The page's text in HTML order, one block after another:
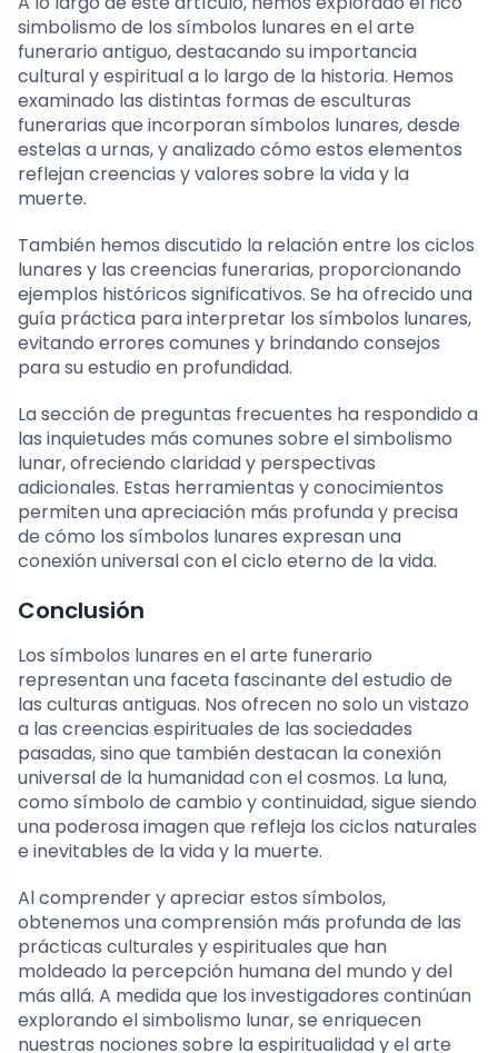
simbolismo de los símbolos lunares en el arte
funerario antiguo, destacando su importancia
cultural y espiritual a lo largo de la historia. Hemos
examinado las distintas formas de esculturas
funerarias que incorporan símbolos lunares, desde
estelas a urnas, y analizado cómo estos elementos
reflejan creencias y valores sobre la vida y la
muerte.
También hemos discutido la relación entre los ciclos
lunares y las creencias funerarias, proporcionando
ejemplos históricos significativos. Se ha ofrecido una
guía práctica para interpretar los símbolos lunares,
evitando errores comunes y brindando consejos
para su estudio en profundidad.
La sección de preguntas frecuentes ha respondido a
las inquietudes más comunes sobre el simbolismo
lunar, ofreciendo claridad y perspectivas
adicionales. Estas herramientas y conocimientos
permiten una apreciación más profunda y precisa
de cómo los símbolos lunares expresan una
conexión universal con el ciclo eterno de la vida.
Conclusión
Los símbolos lunares en el arte funerario
representan una faceta fascinante del estudio de
las culturas antiguas. Nos ofrecen no solo un vistazo
a las creencias espirituales de las sociedades
pasadas, sino que también destacan la conexión
universal de la humanidad con el cosmos. La luna,
como símbolo de cambio y continuidad, sigue siendo
una poderosa imagen que refleja los ciclos naturales
e inevitables de la vida y la muerte.
Al comprender y apreciar estos símbolos,
obtenemos una comprensión más profunda de las
prácticas culturales y espirituales que han
moldeado la percepción humana del mundo y del
más allá. A medida que los investigadores continúan
explorando el simbolismo lunar, se enriquecen
nuestras nociones sobre la espiritualidad y el arte